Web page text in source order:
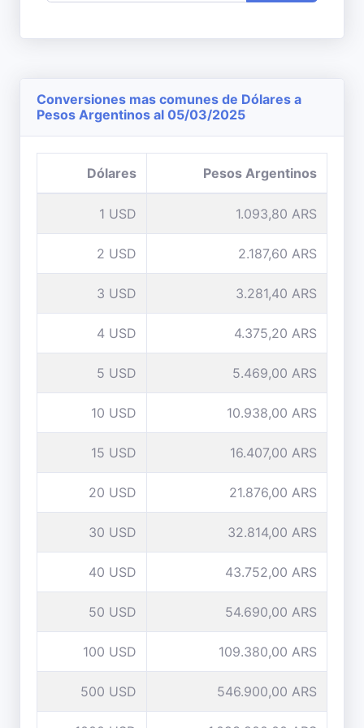
Conversiones mas comunes de Dólares a
Pesos Argentinos al 05/03/2025
Dólares Pesos Argentinos
1 USD 1.093,80 ARS
2 USD 2.187,60 ARS
3 USD 3.281,40 ARS
4 USD 4.375,20 ARS
5 USD 5.469,00 ARS
10 USD 10.938,00 ARS
15 USD 16.407,00 ARS
20 USD 21.876,00 ARS
30 USD 32.814,00 ARS
40 USD 43.752,00 ARS
50 USD 54.690,00 ARS
100 USD 109.380,00 ARS
500 USD 546.900,00 ARS